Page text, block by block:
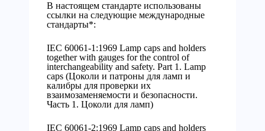
В настоящем стандарте использованы
ссылки на следующие международные
стандарты*:
IEC 60061-1:1969 Lamp caps and holders
together with gauges for the control of
interchangeability and safety. Part 1. Lamp
caps (Цоколи и патроны для ламп и
калибры для проверки их
взаимозаменяемости и безопасности.
Часть 1. Цоколи для ламп)
IEC 60061-2:1969 Lamp caps and holders